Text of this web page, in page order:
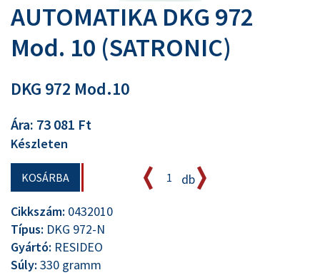
AUTOMATIKA DKG 972
Mod. 10 (SATRONIC)
DKG 972 Mod.10
Ára: 73 081 Ft
Készleten
KOSÁRBA
db
Cikkszám: 0432010
Típus: DKG 972-N
Gyártó: RESIDEO
Súly: 330 gramm